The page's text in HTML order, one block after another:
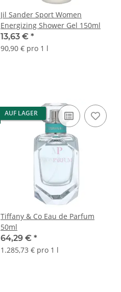
Jil Sander Sport Women
Energizing Shower Gel 150ml
13,63 € *
90,90 € pro 1 l
AUF LAGER
Tiffany & Co Eau de Parfum
50ml
64,29 € *
1.285,73 € pro 1 l